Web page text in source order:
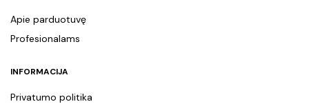
Apie parduotuvę
Profesionalams
INFORMACIJA
Privatumo politika